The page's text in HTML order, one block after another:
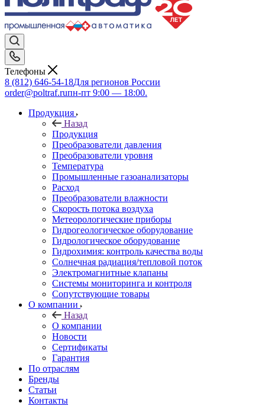
Телефоны
8 (812) 646-54-18Для регионов России
order@poltraf.ruпн-пт 9:00 — 18:00.
Продукция
Назад
Продукция
Преобразователи давления
Преобразователи уровня
Температура
Промышленные газоанализаторы
Расход
Преобразователи влажности
Скорость потока воздуха
Метеорологические приборы
Гидрогеологическое оборудование
Гидрологическое оборудование
Гидрохимия: контроль качества воды
Солнечная радиация/тепловой поток
Электромагнитные клапаны
Системы мониторинга и контроля
Сопутствующие товары
О компании
Назад
О компании
Новости
Сертификаты
Гарантия
По отраслям
Бренды
Статьи
Контакты